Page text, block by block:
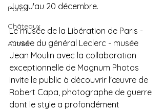
Parcs
Châteaux
Autres
Jusqu'au 20 décembre.
Le musée de la Libération de Paris -
musée du général Leclerc - musée
Jean Moulin avec la collaboration
exceptionnelle de Magnum Photos
invite le public à découvrir l'œuvre de
Robert Capa, photographe de guerre
dont le style a profondément